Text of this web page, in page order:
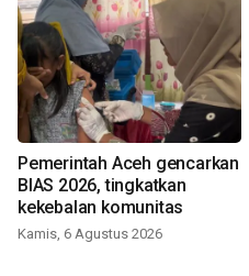
Pemerintah Aceh gencarkan
BIAS 2026, tingkatkan
kekebalan komunitas
Kamis, 6 Agustus 2026